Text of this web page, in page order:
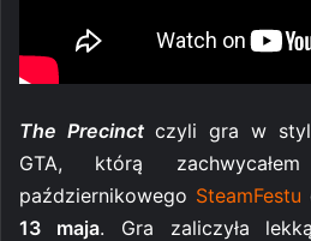
The Precinct czyli gra w
GTA, którą
październikowego SteamFestu
13 maja. Gra zaliczyła